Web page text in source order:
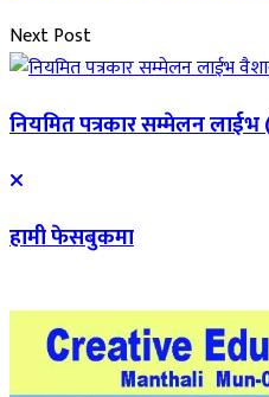
Next Post
नियमित पत्रकार सम्मेलन
हामी फेसबुकमा